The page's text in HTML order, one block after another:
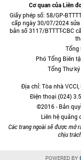
Cơ quan của Liên
Giấy phép số: 58/GP-
cấp ngày 30/07/2024 sửa
bản số 3117/BTTTT-CBC
Tổng
Phó Tổng Biên
Tổng Thư
Địa chỉ: Tòa nhà
Điện thoại (024)
©2016 - Bản
Liên hệ quảng
Các trang ngoài sẽ được mở
chịu
POWERED BY